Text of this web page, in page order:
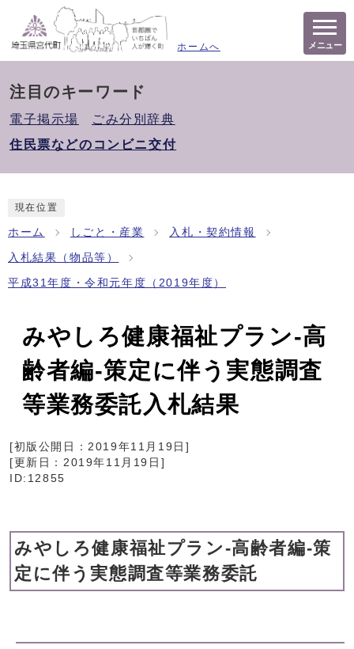
ホームへ メニュー
注目のキーワード
電子掲示場
ごみ分別辞典
住民票などのコンビニ交付
現在位置
ホーム しごと・産業 入札・契約情報
入札結果（物品等）
平成31年度・令和元年度（2019年度）
みやしろ健康福祉プラン‐高
齢者編‐策定に伴う実態調査
等業務委託入札結果
[初版公開日：2019年11月19日 ]
[更新日： 2019年11月19日 ]
ID:12855
みやしろ健康福祉プラン‐高齢者編‐策
定に伴う実態調査等業務委託